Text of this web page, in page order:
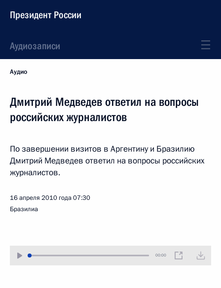
Президент России
Аудиозаписи
Аудио
Дмитрий Медведев ответил на вопросы
российских журналистов
По завершении визитов в Аргентину и Бразилию
Дмитрий Медведев ответил на вопросы российских
журналистов.
16 апреля 2010 года07:30
Бразилиа
00:00